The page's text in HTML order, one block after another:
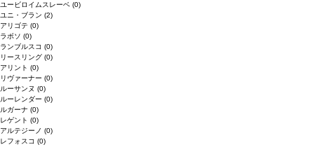
ユービロイムスレーベ (0)
ユニ・ブラン (2)
アリゴテ (0)
ラボソ (0)
ランブルスコ (0)
リースリング (0)
アリント (0)
リヴァーナー (0)
ルーサンヌ (0)
ルーレンダー (0)
ルガーナ (0)
レゲント (0)
アルテジーノ (0)
レフォスコ (0)